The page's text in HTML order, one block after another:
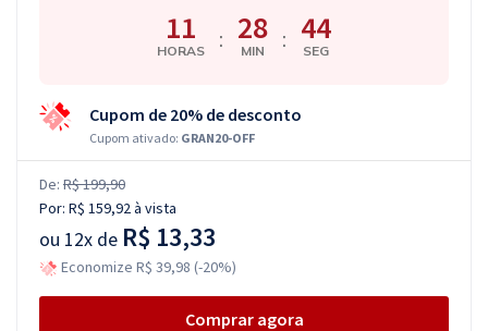
11
HORAS : 28
MIN : 43
SEG
Cupom de 20% de desconto
Cupom ativado: GRAN20-OFF
De: R$ 199,90
Por: R$ 159,92à vista
ou 12x de R$ 13,33
Economize R$ 39,98 (-20%)
Comprar agora